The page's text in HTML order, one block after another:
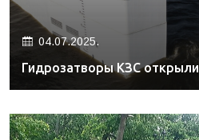
04.07.2025.
Гидрозатворы КЗС открыли